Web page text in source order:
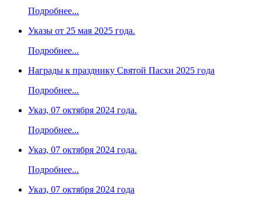
Подробнее...
Указы от 25 мая 2025 года.
Подробнее...
Награды к празднику Святой Пасхи 2025 года
Подробнее...
Указ, 07 октября 2024 года.
Подробнее...
Указ, 07 октября 2024 года.
Подробнее...
Указ, 07 октября 2024 года